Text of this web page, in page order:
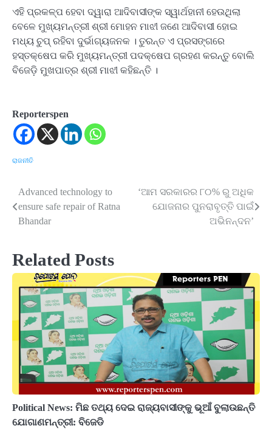
ଏହି ପ୍ରକଳ୍ପ ହେବା ଦ୍ୱାରା ଆଦିବାସୀଙ୍କ ସ୍ୱାର୍ଥହାନୀ ହେଉଥିଲା
ବେଳେ ମୁଖ୍ୟମନ୍ତ୍ରୀ ଶ୍ରୀ ମୋହନ ମାଝୀ ଜଣେ ଆଦିବାସୀ ହୋଇ
ମଧ୍ୟ ଚୁପ୍ ରହିବା ଦୁର୍ଭାଗ୍ୟଜନକ । ତୁରନ୍ତ ଏ ପ୍ରସଙ୍ଗରେ
ହସ୍ତକ୍ଷେପ କରି ମୁଖ୍ୟମନ୍ତ୍ରୀ ପଦକ୍ଷେପ ଗ୍ରହଣ କରନ୍ତୁ ବୋଲି
ବିଜେଡ଼ି ମୁଖପାତ୍ର ଶ୍ରୀ ମାଝୀ କହିଛନ୍ତି ।
Reporterspen
ରାଜନୀତି
Post
navigation
Advanced technology to
ensure safe repair of Ratna
Bhandar
‘ଆମ ସରକାରର ୮୦% ରୁ ଅଧିକ
ଯୋଜନାର ପୁନରାବୃତ୍ତି ପାଇଁ
ଅଭିନନ୍ଦନ’
Related Posts
Political News: ମିଛ ତଥ୍ୟ ଦେଇ ରାଜ୍ୟବାସୀଙ୍କୁ ଭୂଆଁ ବୁଲାଉଛନ୍ତି
ଯୋଗାଣମନ୍ତ୍ରୀ: ବିଜେଡି